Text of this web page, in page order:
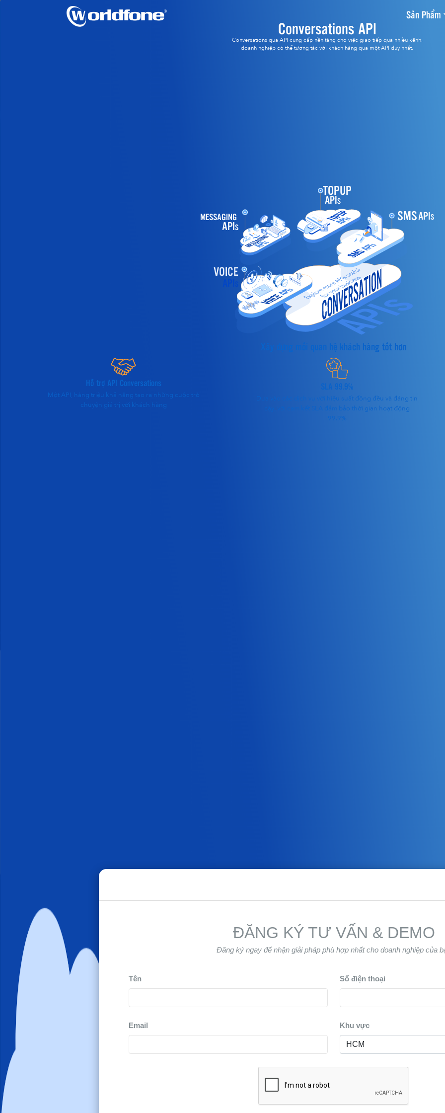
Sản Phẩm
ĐĂNG KÝ TƯ VẤN & DEMO
Đăng ký ngay để nhận giải pháp phù hợp nhất cho doanh nghiệp của
Tên Số điện thoại
Email Khu vực
Conversations API
Conversations qua API cung cấp nền tảng cho việc giao tiếp qua nhiều kênh,
doanh nghiệp có thể tương tác với khách hàng qua một API duy nhất.
APIS
SMS
APIS
TOPUP
VOICE
APIS
MESSAGING
Xây dựng mối quan hệ khách hàng tốt hơn
Hỗ trợ API Conversations
Một API, hàng triệu khả năng tạo ra những cuộc trò
chuyện giá trị với khách hàng
SLA 99.9%
Dựa vào các dịch vụ với hiệu suất đồng đều và đáng tin
cậy, với cam kết SLA đảm bảo thời gian hoạt động
99.9%